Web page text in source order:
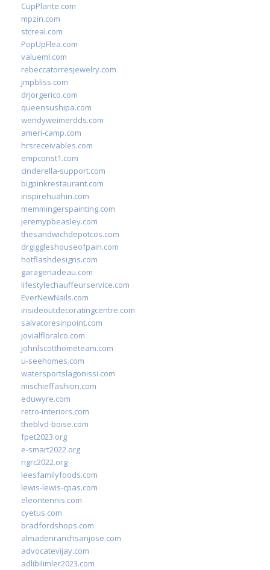
CupPlante.com
mpzin.com
stcreal.com
PopUpFlea.com
valueml.com
rebeccatorresjewelry.com
jmpbliss.com
drjorgerico.com
queensushipa.com
wendyweimerdds.com
ameri-camp.com
hrsreceivables.com
empconst1.com
cinderella-support.com
bigpinkrestaurant.com
inspirehuahin.com
memmingerspainting.com
jeremypbeasley.com
thesandwichdepotcos.com
drgiggleshouseofpain.com
hotflashdesigns.com
garagenadeau.com
lifestylechauffeurservice.com
EverNewNails.com
insideoutdecoratingcentre.com
salvatoresinpoint.com
jovialfloralco.com
johnlscotthometeam.com
u-seehomes.com
watersportslagonissi.com
mischieffashion.com
eduwyre.com
retro-interiors.com
theblvd-boise.com
fpet2023.org
e-smart2022.org
ngrc2022.org
leesfamilyfoods.com
lewis-lewis-cpas.com
eleontennis.com
cyetus.com
bradfordshops.com
almadenranchsanjose.com
advocatevijay.com
adlibilimler2023.com